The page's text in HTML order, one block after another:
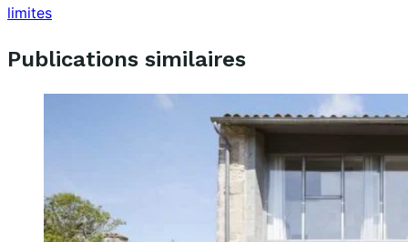
limites
Publications similaires